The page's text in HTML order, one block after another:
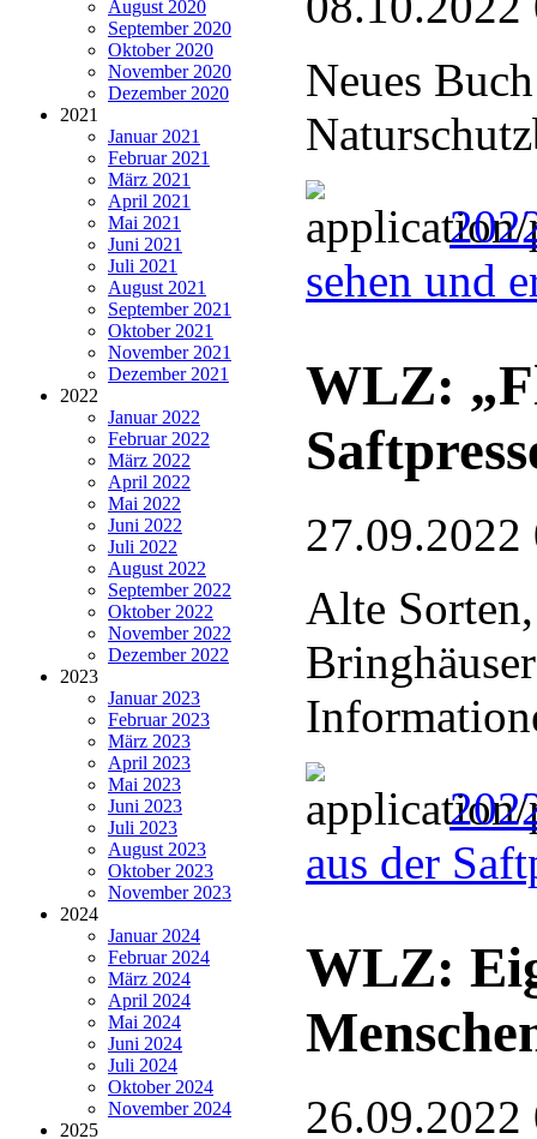
August 2020
September 2020
Oktober 2020
November 2020
Dezember 2020
2021
Januar 2021
Februar 2021
März 2021
April 2021
Mai 2021
Juni 2021
Juli 2021
August 2021
September 2021
Oktober 2021
November 2021
Dezember 2021
2022
Januar 2022
Februar 2022
März 2022
April 2022
Mai 2022
Juni 2022
Juli 2022
August 2022
September 2022
Oktober 2022
November 2022
Dezember 2022
2023
Januar 2023
Februar 2023
März 2023
April 2023
Mai 2023
Juni 2023
Juli 2023
August 2023
Oktober 2023
November 2023
2024
Januar 2024
Februar 2024
März 2024
April 2024
Mai 2024
Juni 2024
Juli 2024
Oktober 2024
November 2024
2025
Neues
sehen und
WLZ:
27.09.2022
Alte
aus der
WLZ:
26.09.2022